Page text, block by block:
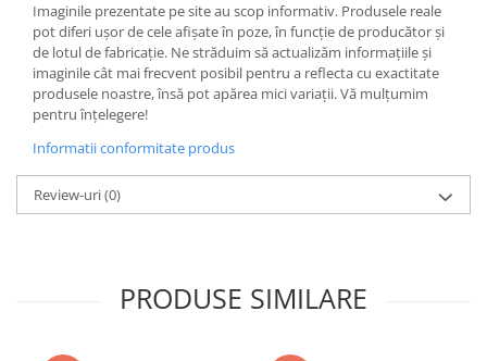
Imaginile prezentate pe site au scop informativ. Produsele reale
pot diferi ușor de cele afișate în poze, în funcție de producător și
de lotul de fabricație. Ne străduim să actualizăm informațiile și
imaginile cât mai frecvent posibil pentru a reflecta cu exactitate
produsele noastre, însă pot apărea mici variații. Vă mulțumim
pentru înțelegere!
Informatii conformitate produs
Review-uri(0)
PRODUSE SIMILARE